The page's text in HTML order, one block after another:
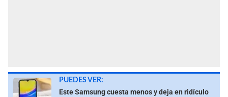
PUEDES VER:
Este Samsung cuesta menos y deja en ridículo